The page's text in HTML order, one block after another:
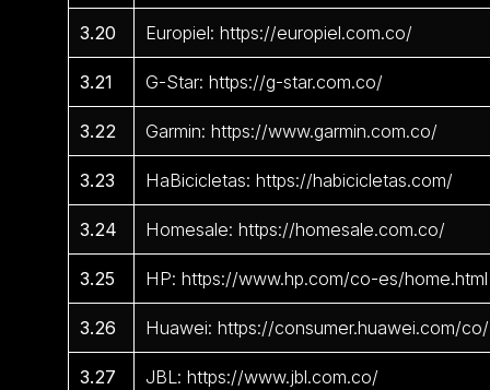
3.20 Europiel: https://europiel.com.co/
3.21 G-Star: https://g-star.com.co/
3.22 Garmin: https://www.garmin.com.co/
3.23 HaBicicletas: https://habicicletas.com/
3.24 Homesale: https://homesale.com.co/
3.25 HP: https://www.hp.com/co-es/home.html
3.26 Huawei: https://consumer.huawei.com/co/
3.27 JBL: https://www.jbl.com.co/